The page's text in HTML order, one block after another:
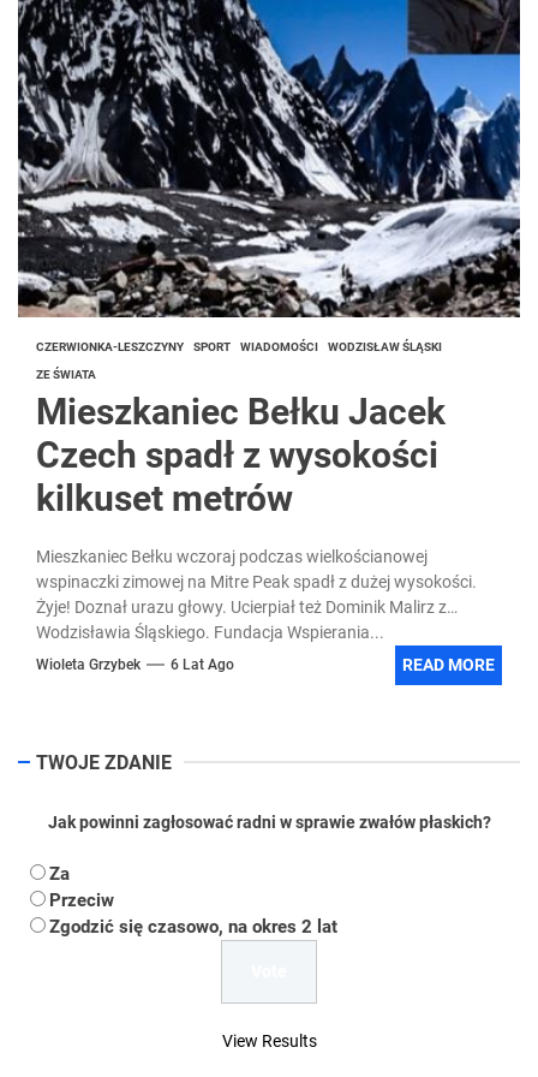
CZERWIONKA-LESZCZYNY SPORT WIADOMOŚCI WODZISŁAW ŚLĄSKI
ZE ŚWIATA
Mieszkaniec Bełku Jacek
Czech spadł z wysokości
kilkuset metrów
Mieszkaniec Bełku wczoraj podczas wielkościanowej
wspinaczki zimowej na Mitre Peak spadł z dużej wysokości.
Żyje! Doznał urazu głowy. Ucierpiał też Dominik Malirz z
Wodzisławia Śląskiego. Fundacja Wspierania...
Wioleta Grzybek 6 Lat Ago READ MORE
TWOJE ZDANIE
Jak powinni zagłosować radni w sprawie zwałów płaskich?
Za
Przeciw
Zgodzić się czasowo, na okres 2 lat
View Results